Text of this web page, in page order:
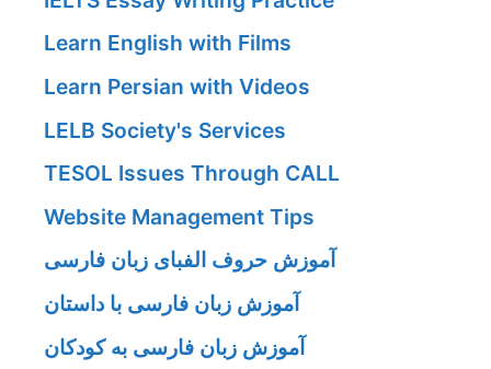
Learn English with Films
Learn Persian with Videos
LELB Society's Services
TESOL Issues Through CALL
Website Management Tips
آموزش حروف الفبای زبان فارسی
آموزش زبان فارسی با داستان
آموزش زبان فارسی به کودکان